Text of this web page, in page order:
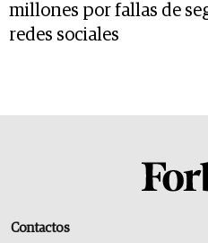
millones por fallas de
redes sociales
Contactos